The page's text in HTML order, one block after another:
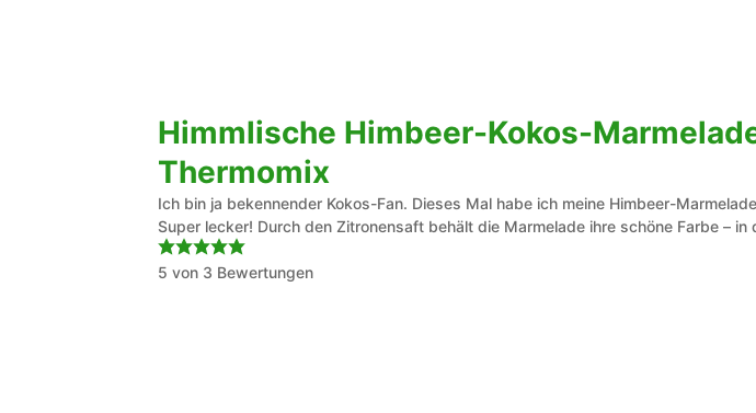
Himmlische Himbeer-Kokos-
Thermomix
Ich bin ja bekennender Kokos-Fan. Dieses Mal habe ich meine Himbeer-
Super lecker! Durch den Zitronensaft behält die Marmelade ihre schöne Farbe – in
5 von 3 Bewertungen